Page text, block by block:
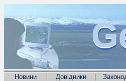
Новини | Довідники |